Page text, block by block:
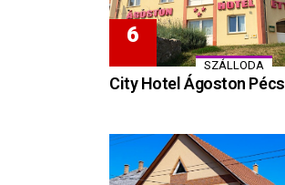
SZÁLLODA
City Hotel Ágoston Pécs